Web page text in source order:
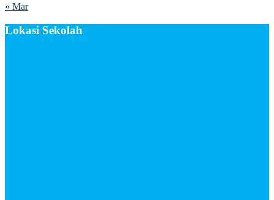
« Mar
Lokasi Sekolah